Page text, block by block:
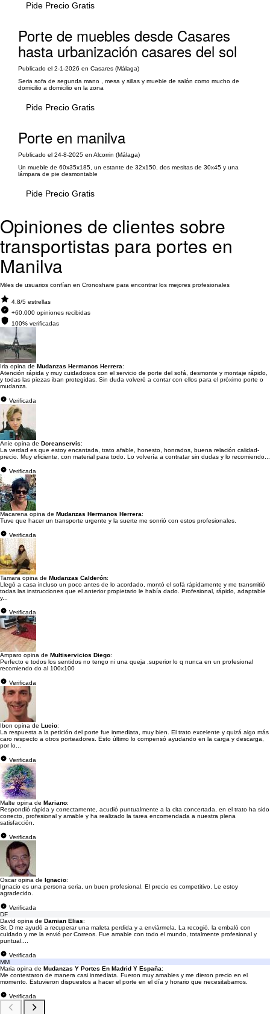
Pide Precio Gratis
Porte de muebles desde Casares
hasta urbanización casares del sol
Publicado el 2-1-2026 en Casares (Málaga)
Seria sofa de segunda mano , mesa y sillas y mueble de salón como mucho de
domicilio a domicilio en la zona
Pide Precio Gratis
Porte en manilva
Publicado el 24-8-2025 en Alcorrin (Málaga)
Un mueble de 60x35x185, un estante de 32x150, dos mesitas de 30x45 y una
lámpara de pie desmontable
Pide Precio Gratis
Opiniones de clientes sobre
transportistas para portes en
Manilva
Miles de usuarios confían en Cronoshare para encontrar los mejores profesionales
4.8/5 estrellas
+60.000 opiniones recibidas
100% verificadas
Iria opina de Mudanzas Hermanos Herrera:
Atención rápida y muy cuidadosos con el servicio de porte del sofá, desmonte y montaje rápido,
y todas las piezas iban protegidas. Sin duda volveré a contar con ellos para el próximo porte o
mudanza.
Verificada
Anie opina de Doreanservis:
La verdad es que estoy encantada, trato afable, honesto, honrados, buena relación calidad-
precio. Muy eficiente, con material para todo. Lo volvería a contratar sin dudas y lo recomiendo...
Verificada
Macarena opina de Mudanzas Hermanos Herrera:
Tuve que hacer un transporte urgente y la suerte me sonrió con estos profesionales.
Verificada
Tamara opina de Mudanzas Calderón:
Llegó a casa incluso un poco antes de lo acordado, montó el sofá rápidamente y me transmitió
todas las instrucciones que el anterior propietario le había dado. Profesional, rápido, adaptable
y...
Verificada
Amparo opina de Multiservicios Diego:
Perfecto e todos los sentidos no tengo ni una queja ,superior lo q nunca en un profesional
recomiendo do al 100x100
Verificada
Ibon opina de Lucio:
La respuesta a la petición del porte fue inmediata, muy bien. El trato excelente y quizá algo más
caro respecto a otros porteadores. Esto último lo compensó ayudando en la carga y descarga,
por lo...
Verificada
Malte opina de Mariano:
Respondió rápida y correctamente, acudió puntualmente a la cita concertada, en el trato ha sido
correcto, profesional y amable y ha realizado la tarea encomendada a nuestra plena
satisfacción.
Verificada
Oscar opina de Ignacio:
Ignacio es una persona seria, un buen profesional. El precio es competitivo. Le estoy
agradecido.
Verificada
DF
David opina de Damian Elias:
Sr. D me ayudó a recuperar una maleta perdida y a enviármela. La recogió, la embaló con
cuidado y me la envió por Correos. Fue amable con todo el mundo, totalmente profesional y
puntual....
Verificada
MM
Maria opina de Mudanzas Y Portes En Madrid Y España:
Me contestaron de manera casi inmediata. Fueron muy amables y me dieron precio en el
momento. Estuvieron dispuestos a hacer el porte en el día y horario que necesitabamos.
Verificada